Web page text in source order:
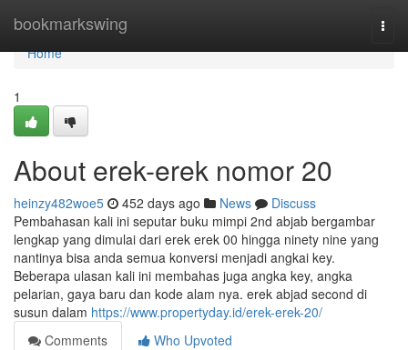
bookmarkswing
Home
Home
1
About erek-erek nomor 20
heinzy482woe5 452 days ago News
Discuss
Pembahasan kali ini seputar buku mimpi 2nd abjab bergambar
lengkap yang dimulai dari erek erek 00 hingga ninety nine yang
nantinya bisa anda semua konversi menjadi angkai key.
Beberapa ulasan kali ini membahas juga angka key, angka
pelarian, gaya baru dan kode alam nya. erek abjad second di
susun dalam https://www.propertyday.id/erek-erek-20/
Comments
Who Upvoted